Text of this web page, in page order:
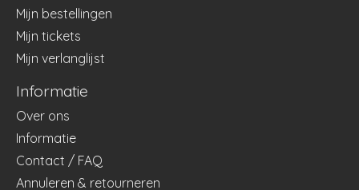
Mijn bestellingen
Mijn tickets
Mijn verlanglijst
Informatie
Over ons
Informatie
Contact / FAQ
Annuleren & retourneren